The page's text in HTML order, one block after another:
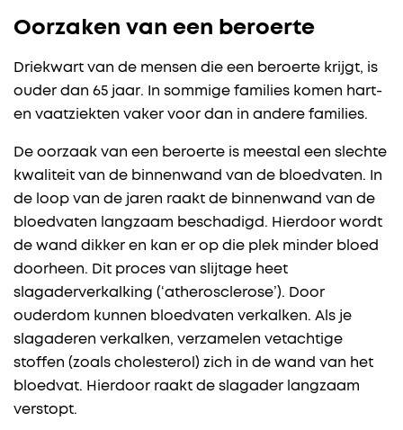
Oorzaken van een beroerte
Driekwart van de mensen die een beroerte krijgt, is
ouder dan 65 jaar. In sommige families komen hart-
en vaatziekten vaker voor dan in andere families.
De oorzaak van een beroerte is meestal een slechte
kwaliteit van de binnenwand van de bloedvaten. In
de loop van de jaren raakt de binnenwand van de
bloedvaten langzaam beschadigd. Hierdoor wordt
de wand dikker en kan er op die plek minder bloed
doorheen. Dit proces van slijtage heet
slagaderverkalking (‘atherosclerose’). Door
ouderdom kunnen bloedvaten verkalken. Als je
slagaderen verkalken, verzamelen vetachtige
stoffen (zoals cholesterol) zich in de wand van het
bloedvat. Hierdoor raakt de slagader langzaam
verstopt.